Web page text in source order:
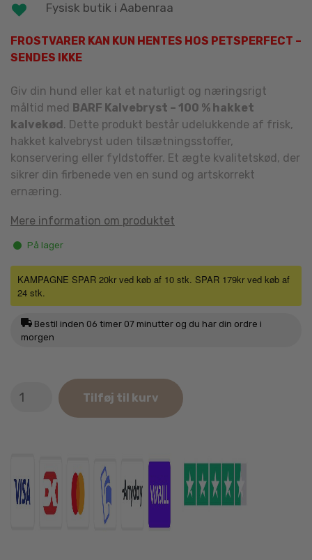
Fysisk butik i Aabenraa
FROSTVARER KAN KUN HENTES HOS PETSPERFECT –
SENDES IKKE
Giv din hund eller kat et naturligt og næringsrigt
måltid med BARF Kalvebryst – 100 % hakket
kalvekød. Dette produkt består udelukkende af frisk,
hakket kalvebryst uden tilsætningsstoffer,
konservering eller fyldstoffer. Et ægte kvalitetskød, der
sikrer din firbenede ven en sund og artskorrekt
ernæring.
Mere information om produktet
På lager
KAMPAGNE SPAR 20kr ved køb af 10 stk. SPAR 179kr ved køb af
24 stk.
Bestil inden 06 timer 07 minutter og du har din ordre i
morgen
Hakket
Tilføj til kurv